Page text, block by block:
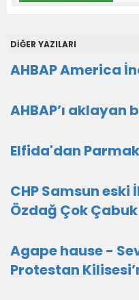
DİĞER YAZILARI
AHBAP America
AHBAP’ı aklayan
Elfida'dan
CHP Samsun eski
Özdağ Çok
Agape hause -
Protestan